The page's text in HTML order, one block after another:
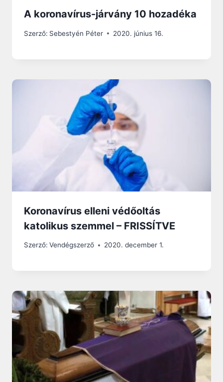
A koronavírus-járvány 10 hozadéka
Szerző: Sebestyén Péter 2020. június 16.
Koronavírus elleni védőoltás
katolikus szemmel – FRISSÍTVE
Szerző: Vendégszerző 2020. december 1.